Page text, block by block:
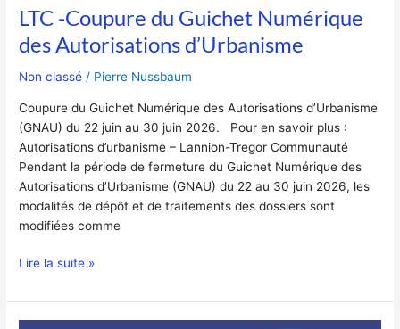
LTC -Coupure du Guichet Numérique
des Autorisations d’Urbanisme
Non classé / Pierre Nussbaum
Coupure du Guichet Numérique des Autorisations d’Urbanisme
(GNAU) du 22 juin au 30 juin 2026. Pour en savoir plus :
Autorisations d’urbanisme – Lannion-Tregor Communauté
Pendant la période de fermeture du Guichet Numérique des
Autorisations d’Urbanisme (GNAU) du 22 au 30 juin 2026, les
modalités de dépôt et de traitements des dossiers sont
modifiées comme
Numérique
des
Autorisations
Lire la suite »